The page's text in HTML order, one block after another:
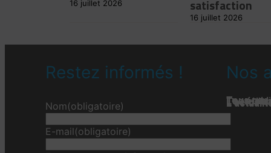
16 juillet 2026
satisfaction
16 juillet 2026
Restez informés !
Nom(obligatoire)
E-mail(obligatoire)
Nos
Tous
Les
Toute